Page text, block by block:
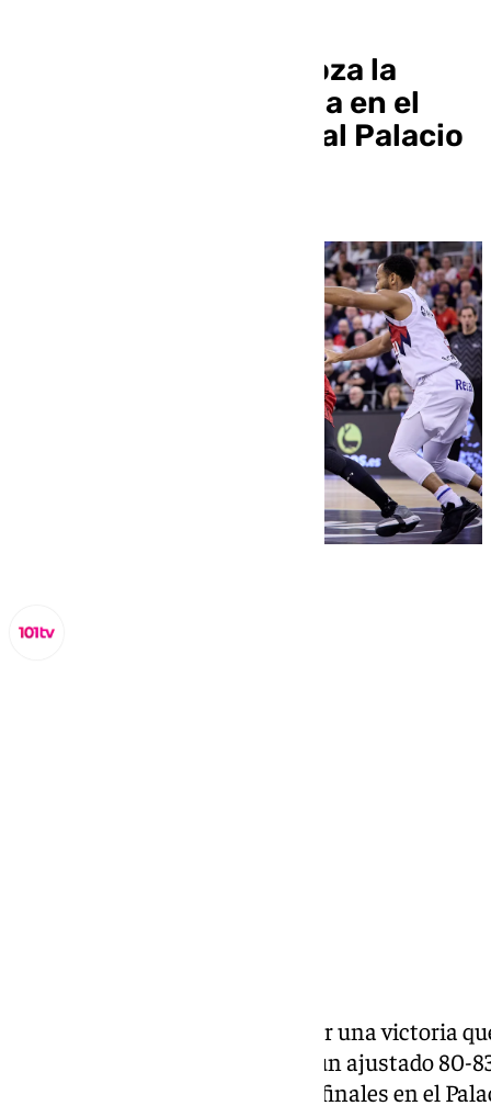
El Covirán Granada roza la
victoria ante Baskonia en el
regreso de Pablo Pin al Palacio
El Covirán Granada dejó escapar una victoria
El conjunto rojinegro cayó por un ajustado 80-
que se decidió en los compases finales en el